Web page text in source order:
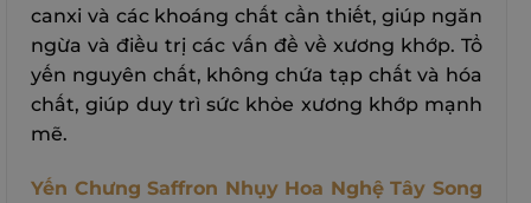
canxi và các khoáng chất cần thiết, giúp ngăn
ngừa và điều trị các vấn đề về xương khớp. Tổ
yến nguyên chất, không chứa tạp chất và hóa
chất, giúp duy trì sức khỏe xương khớp mạnh
mẽ.
Yến Chưng Saffron Nhụy Hoa Nghệ Tây Song